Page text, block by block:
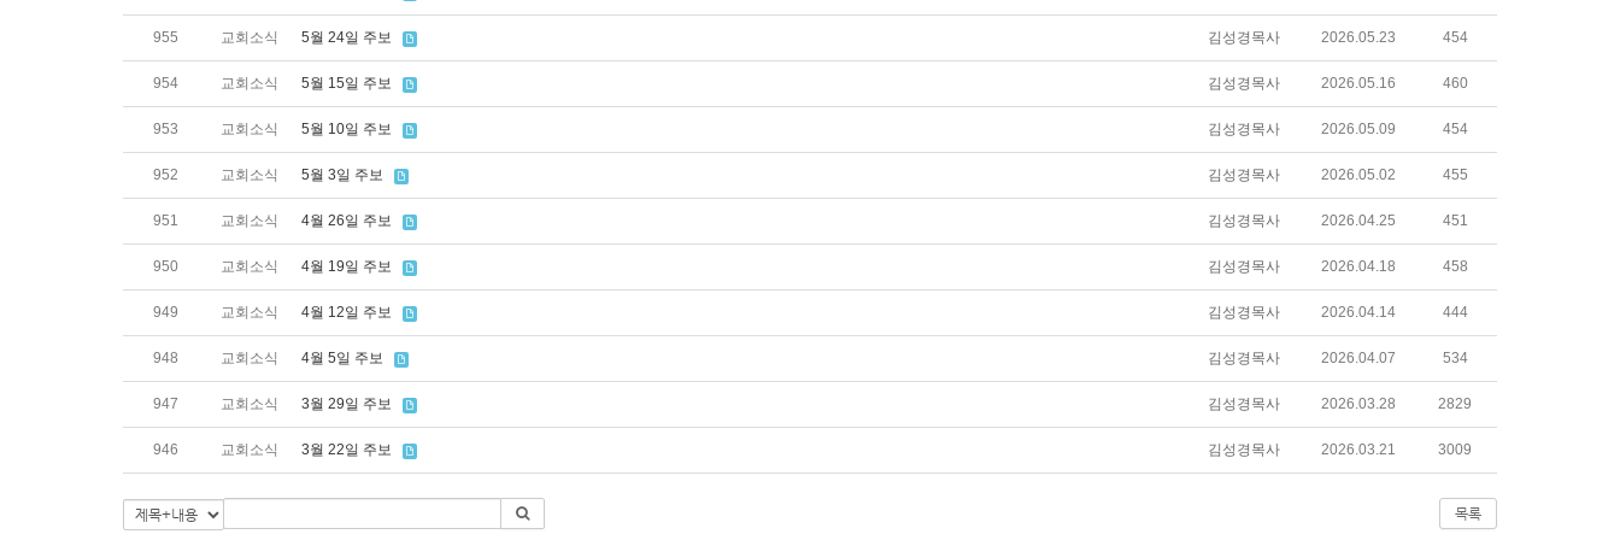
955 교회소식 5월 24일 주보 김성경목사 2026.05.23 454
954 교회소식 5월 15일 주보 김성경목사 2026.05.16 460
953 교회소식 5월 10일 주보 김성경목사 2026.05.09 454
952 교회소식 5월 3일 주보 김성경목사 2026.05.02 455
951 교회소식 4월 26일 주보 김성경목사 2026.04.25 451
950 교회소식 4월 19일 주보 김성경목사 2026.04.18 458
949 교회소식 4월 12일 주보 김성경목사 2026.04.14 444
948 교회소식 4월 5일 주보 김성경목사 2026.04.07 534
947 교회소식 3월 29일 주보 김성경목사 2026.03.28 2829
946 교회소식 3월 22일 주보 김성경목사 2026.03.21 3009
목록